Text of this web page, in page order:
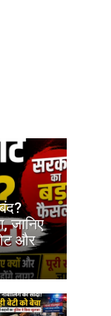
जानिए
और